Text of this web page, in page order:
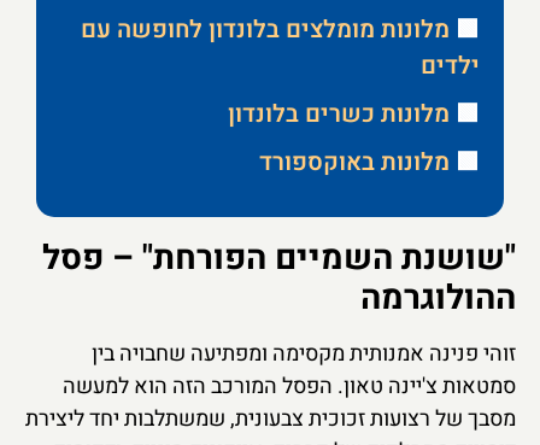
🟩 מלונות מומלצים בלונדון לחופשה עם
ילדים
🟩 מלונות כשרים בלונדון
🟩 מלונות באוקספורד
"שושנת השמיים הפורחת" – פסל
ההולוגרמה
זוהי פנינה אמנותית מקסימה ומפתיעה שחבויה בין
סמטאות צ'יינה טאון. הפסל המורכב הזה הוא למעשה
מסבך של רצועות זכוכית צבעונית, שמשתלבות יחד ליצירת